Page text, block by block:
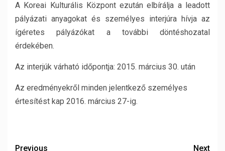
A Koreai Kulturális Központ ezután elbírálja a leadott
pályázati anyagokat és személyes interjúra hívja az
ígéretes pályázókat a további döntéshozatal
érdekében.
Az interjúk várható időpontja: 2015. március 30. után
Az eredményekről minden jelentkező személyes
értesítést kap 2016. március 27-ig.
Previous
Next